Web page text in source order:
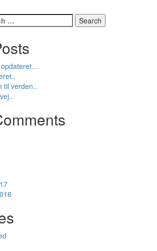
opdateret…
til verden..